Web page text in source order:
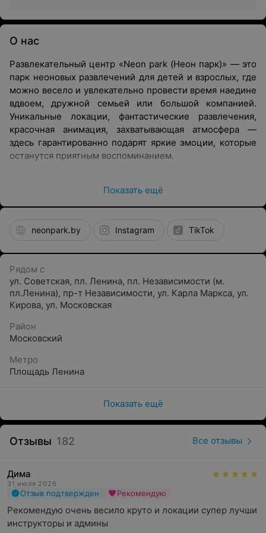
О нас
Развлекательный центр «Neon park (Неон парк)» — это
парк неоновых развлечений для детей и взрослых, где
можно весело и увлекательно провести время наедине
вдвоем, дружной семьей или большой компанией.
Уникальные локации, фантастические развлечения,
красочная анимация, захватывающая атмосфера —
здесь гарантированно подарят яркие эмоции, которые
останутся приятным воспоминанием.
«Столица», куда легко добраться из любой точки
центра и полная его аренда. Дополнительно можно
приобрести праздничный пакет.
Площадка
Гостям «Neon park (Неон парк)» доступны 12
интерактивных и зрелищных локаций:
Неоновый сухой бассейн.
Виртуальная лошадь.
Лазерный тир.
Аэрохокей.
Игра«Хватайка» .
Показать ещё
neonpark.by Instagram TikTok
Рядом с
ул. Советская, пл. Ленина, пл. Независимости (м.
пл.Ленина), пр-т Независимости, ул. Карла Маркса, ул.
Кирова, ул. Московская
Район
Московский
Метро
Площадь Ленина
Показать ещё
Отзывы 182 Все отзывы
Дима
31 июля 2026
Отзыв подтвержден Рекомендую
Рекомендую очень весило круто и локации супер лучши
инструкторы и админы